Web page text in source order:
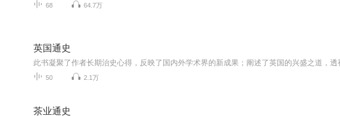
68 64.7万
英国通史
50 2.1万
茶业通史